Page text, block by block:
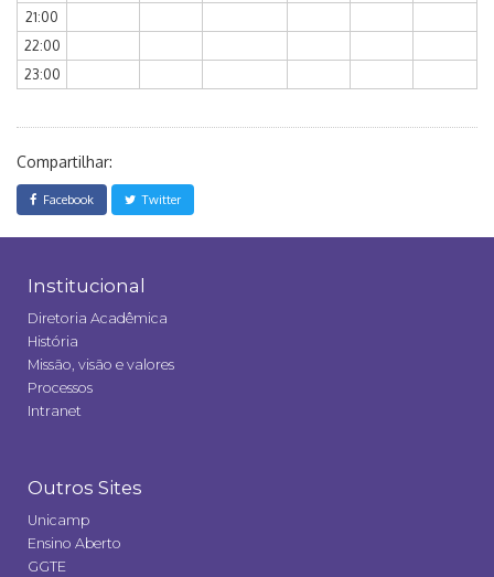
21:00
22:00
23:00
Compartilhar:
Facebook Twitter
Institucional
Diretoria Acadêmica
História
Missão, visão e valores
Processos
Intranet
Outros Sites
Unicamp
Ensino Aberto
GGTE